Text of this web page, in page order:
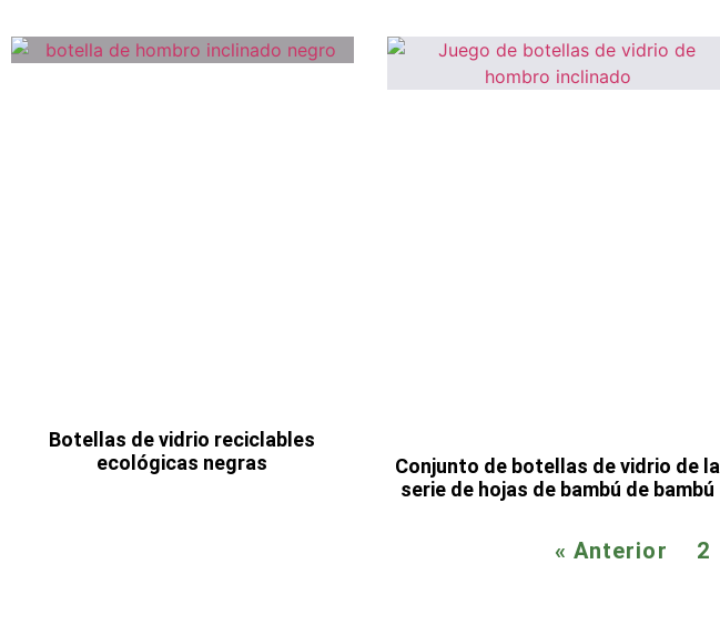
Botellas de vidrio reciclables
ecológicas negras
Conjunto de botellas de vidrio de la
serie de hojas de bambú de bambú
« Anterior 2